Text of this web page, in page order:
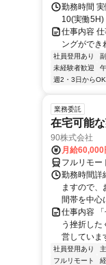
勤務時間
10(実働
仕事内容
ングができ
社員登用あり
未経験者歓迎
週2・3日からOK
業務委託
在宅可能
90株式会社
月給60,000
フルリモー
勤務時間詳
ますので
間帯を中心
仕事内容
う挫折した
営していま
社員登用あり
フルリモート